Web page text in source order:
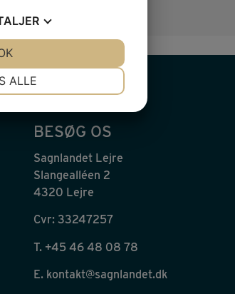
BESØG OS
Sagnlandet Lejre
Slangealléen 2
4320 Lejre
Cvr: 33247257
T. +45 46 48 08 78
E. kontakt@sagnlandet.dk
STATISTIK
ALLE